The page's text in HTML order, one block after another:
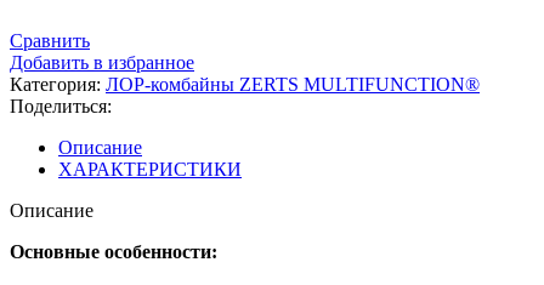
Сравнить
Добавить в избранное
Категория: ЛОР-комбайны ZERTS MULTIFUNCTION®
Поделиться:
Описание
ХАРАКТЕРИСТИКИ
Описание
Основные особенности: